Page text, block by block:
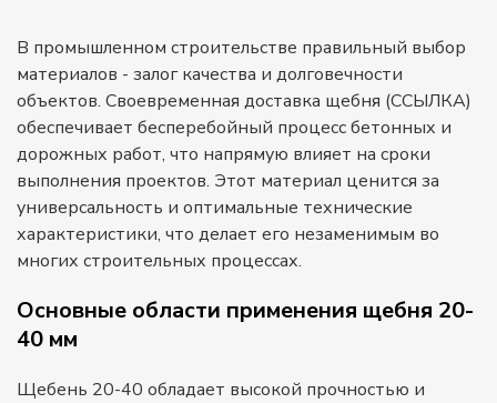
В промышленном строительстве правильный выбор
материалов - залог качества и долговечности
объектов. Своевременная доставка щебня (ССЫЛКА)
обеспечивает бесперебойный процесс бетонных и
дорожных работ, что напрямую влияет на сроки
выполнения проектов. Этот материал ценится за
универсальность и оптимальные технические
характеристики, что делает его незаменимым во
многих строительных процессах.
Основные области применения щебня 20-
40 мм
Щебень 20-40 обладает высокой прочностью и